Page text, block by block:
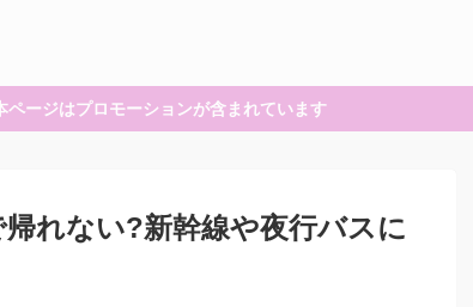
ページはプロモーションが含まれています
れない?新幹線や夜行バスに